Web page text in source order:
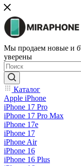
Мы продаем новые и
уверены
Каталог
Apple iPhone
iPhone 17 Pro
iPhone 17 Pro Max
iPhone 17e
iPhone 17
iPhone Air
iPhone 16
iPhone 16 Plus